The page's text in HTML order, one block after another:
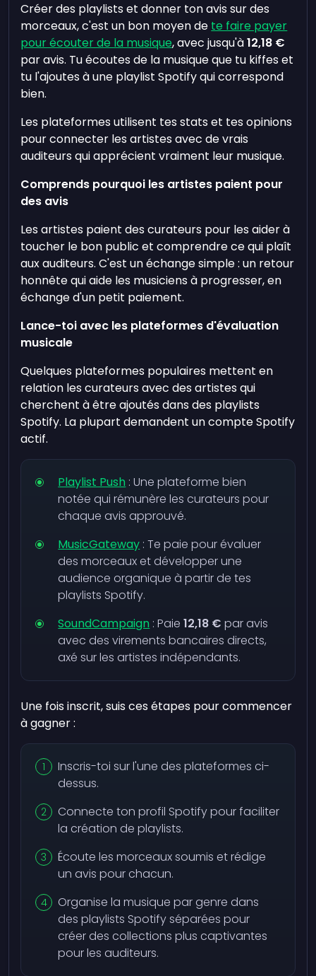
Créer des playlists et donner ton avis sur des
morceaux, c'est un bon moyen de te faire payer
pour écouter de la musique, avec jusqu'à12,18 €
par avis. Tu écoutes de la musique que tu kiffes et
tu l'ajoutes à une playlist Spotify qui correspond
bien.
Les plateformes utilisent tes stats et tes opinions
pour connecter les artistes avec de vrais
auditeurs qui apprécient vraiment leur musique.
Comprends pourquoi les artistes paient pour
des avis
Les artistes paient des curateurs pour les aider à
toucher le bon public et comprendre ce qui plaît
aux auditeurs. C'est un échange simple : un retour
honnête qui aide les musiciens à progresser, en
échange d'un petit paiement.
Lance-toi avec les plateformes d'évaluation
musicale
Quelques plateformes populaires mettent en
relation les curateurs avec des artistes qui
cherchent à être ajoutés dans des playlists
Spotify. La plupart demandent un compte Spotify
actif.
Playlist Push : Une plateforme bien
notée qui rémunère les curateurs pour
chaque avis approuvé.
MusicGateway : Te paie pour évaluer
des morceaux et développer une
audience organique à partir de tes
playlists Spotify.
SoundCampaign : Paie12,18 € par avis
avec des virements bancaires directs,
axé sur les artistes indépendants.
Une fois inscrit, suis ces étapes pour commencer
à gagner :
Inscris-toi sur l'une des plateformes ci-
dessus.
Connecte ton profil Spotify pour faciliter
la création de playlists.
Écoute les morceaux soumis et rédige
un avis pour chacun.
Organise la musique par genre dans
des playlists Spotify séparées pour
créer des collections plus captivantes
pour les auditeurs.